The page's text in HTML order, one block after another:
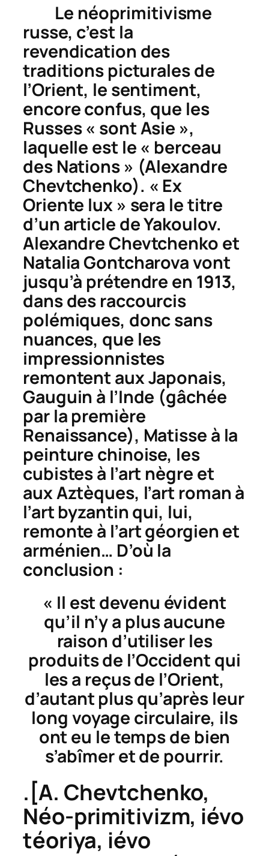
Le néoprimitivisme
russe, c’est la
revendication des
traditions picturales de
l’Orient, le sentiment,
encore confus, que les
Russes « sont Asie »,
laquelle est le « berceau
des Nations » (Alexandre
Chevtchenko). « Ex
Oriente lux » sera le titre
d’un article de Yakoulov.
Alexandre Chevtchenko et
Natalia Gontcharova vont
jusqu’à prétendre en 1913,
dans des raccourcis
polémiques, donc sans
nuances, que les
impressionnistes
remontent aux Japonais,
Gauguin à l’Inde (gâchée
par la première
Renaissance), Matisse à la
peinture chinoise, les
cubistes à l’art nègre et
aux Aztèques, l’art roman à
l’art byzantin qui, lui,
remonte à l’art géorgien et
arménien… D’où la
conclusion :
« Il est devenu évident
qu’il n’y a plus aucune
raison d’utiliser les
produits de l’Occident qui
les a reçus de l’Orient,
d’autant plus qu’après leur
long voyage circulaire, ils
ont eu le temps de bien
s’abîmer et de pourrir.
.[A. Chevtchenko,
Néo-primitivizm, iévo
téoriya, iévo